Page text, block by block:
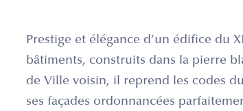
Prestige et élégance d’un édifice du
bâtiments, construits dans la pierre
de Ville voisin, il reprend les codes
ses façades ordonnancées